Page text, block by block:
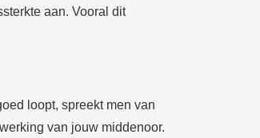
aan. Vooral dit
loopt, spreekt men van
van jouw middenoor.